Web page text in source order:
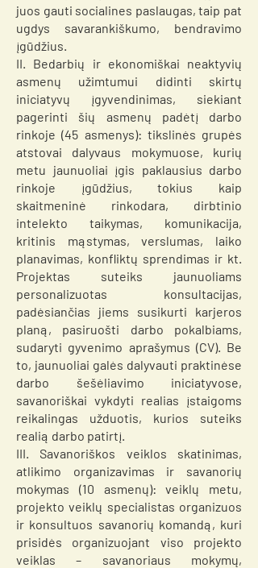
juos gauti socialines paslaugas, taip pat
ugdys savarankiškumo, bendravimo
įgūdžius.
II. Bedarbių ir ekonomiškai neaktyvių
asmenų užimtumui didinti skirtų
iniciatyvų įgyvendinimas, siekiant
pagerinti šių asmenų padėtį darbo
rinkoje (45 asmenys): tikslinės grupės
atstovai dalyvaus mokymuose, kurių
metu jaunuoliai įgis paklausius darbo
rinkoje įgūdžius, tokius kaip
skaitmeninė rinkodara, dirbtinio
intelekto taikymas, komunikacija,
kritinis mąstymas, verslumas, laiko
planavimas, konfliktų sprendimas ir kt.
Projektas suteiks jaunuoliams
personalizuotas konsultacijas,
padėsiančias jiems susikurti karjeros
planą, pasiruošti darbo pokalbiams,
sudaryti gyvenimo aprašymus (CV). Be
to, jaunuoliai galės dalyvauti praktinėse
darbo šešėliavimo iniciatyvose,
savanoriškai vykdyti realias įstaigoms
reikalingas užduotis, kurios suteiks
realią darbo patirtį.
III. Savanoriškos veiklos skatinimas,
atlikimo organizavimas ir savanorių
mokymas (10 asmenų): veiklų metu,
projekto veiklų specialistas organizuos
ir konsultuos savanorių komandą, kuri
prisidės organizuojant viso projekto
veiklas – savanoriaus mokymų,